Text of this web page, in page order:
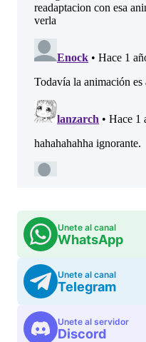
Unete al canal
WhatsApp
Unete al canal
Telegram
Unete al servidor
Discord